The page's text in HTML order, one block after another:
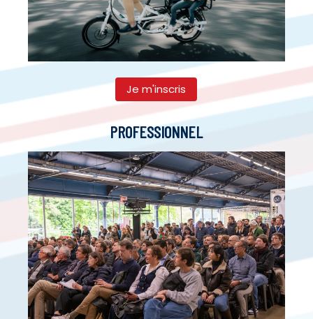
Je m'inscris
PROFESSIONNEL